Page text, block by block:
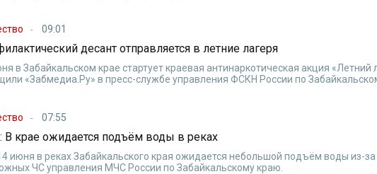
09:01
десант отправляется в летние лагеря
в Забайкальском крае стартует краевая антинаркотическая акция «Летний
«Забмедиа.Ру» в пресс-службе управления ФСКН России по
07:55
крае ожидается подъём воды в реках
июня в реках Забайкальского края ожидается небольшой подъём воды из-
ЧС управления МЧС России по Забайкальскому краю.